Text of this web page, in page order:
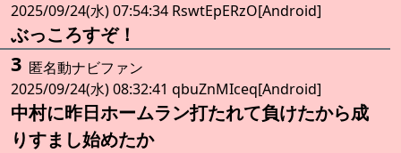
2025/09/24(水) 07:54:34 RswtEpERzO[Android]
ぶっころすぞ！
3 匿名動ナビファン
2025/09/24(水) 08:32:41 qbuZnMIceq[Android]
中村に昨日ホームラン打たれて負けたから成
りすまし始めたか